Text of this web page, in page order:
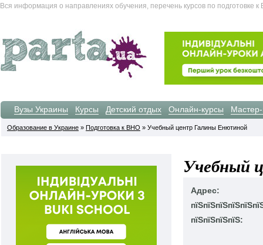
Вся информация о направлениях обучения, перечень курсов по
Вузы Украины Курсы Детский отдых Онлайн-курсы
Образование в Украине » Подготовка к ВНО » Учебный центр Галины Енютиной
Учебный
Адрес:
пїЅпїЅпїЅпїЅ: